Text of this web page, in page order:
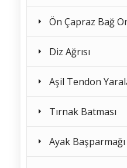
Ön Çapraz Bağ
Diz Ağrısı
Aşil Tendon
Tırnak Batması
Ayak Başparmağı